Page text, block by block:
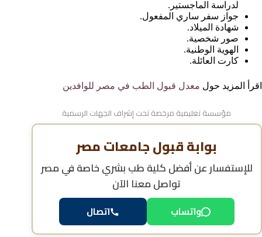
لدراسة الماجستير.
جواز سفر ساري المفعول.
شهادة الميلاد.
صور شخصية.
الهوية الوطنية.
كارت العائلة.
اقرأ المزيد حول معدل قبول الطب في مصر للوافدين
مؤسسة تعليمية مرخصة تحت إشراف الجهات الرسمية
بوابة قبول جامعات مصر
للإستفسار عنأفضل كلية طب بشري خاصة في مصر
تواصل معنا الآن
واتساب اتصال